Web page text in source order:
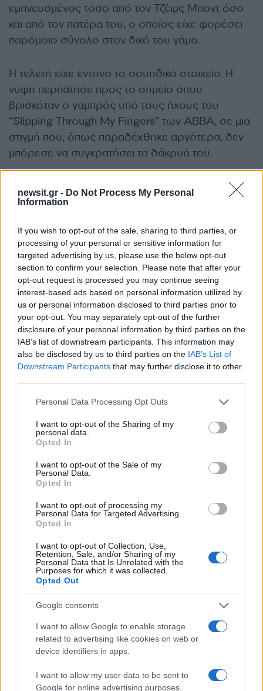
newsit.gr - Do Not Process My Personal
Information
If you wish to opt-out of the sale, sharing to third parties, or
processing of your personal or sensitive information for
targeted advertising by us, please use the below opt-out
section to confirm your selection. Please note that after your
opt-out request is processed you may continue seeing
interest-based ads based on personal information utilized by
us or personal information disclosed to third parties prior to
your opt-out. You may separately opt-out of the further
disclosure of your personal information by third parties on the
IAB’s list of downstream participants. This information may
also be disclosed by us to third parties on the IAB’s List of
Downstream Participants that may further disclose it to other
Please note that this website/app uses one or more Google
not limited to your visit or usage behaviour. You may click to
grant or deny consent to Google and its third-party tags to
use your data for below specified purposes in below Google
consent section.
Personal Data Processing Opt Outs
I want to opt-out of the Sharing of my
personal data.
Opted In
I want to opt-out of the Sale of my
Personal Data.
Opted In
I want to opt-out of processing my
Personal Data for Targeted Advertising.
Opted In
I want to opt-out of Collection, Use,
Retention, Sale, and/or Sharing of my
Personal Data that Is Unrelated with the
Purposes for which it was collected.
Opted Out
Google consents
I want to allow Google to enable storage
related to advertising like cookies on web or
device identifiers in apps.
I want to allow my user data to be sent to
Google for online advertising purposes.
εμπνευσμένος τόσο από τον Τζέιμς Μποντ όσο
και από τον πατέρα του, ο οποίος είχε φορέσει
παρόμοιο σύνολο στον δικό του γάμο.
Η τελετή είχε έντονο το σουηδικό στοιχείο. Η
νύφη περπάτησε προς το σημείο όπου
βρισκόταν ο γαμπρός υπό τους ήχους του
“Slipping Through My Fingers” των ABBA, σε μια
στιγμή που, όπως παραδέχθηκε αργότερα, δεν
μπόρεσε να συγκρατήσει τα δάκρυά του.
Μετά την ανταλλαγή των όρκων, ακολούθησε
δεξίωση με σαμπάνια, χορό και ομιλίες από τις
μέχρι αργά, ενώ οι εορτασμοί ολοκληρώθηκαν
την επόμενη ημέρα με τους καλεσμένους να
βουτούν στην πισίνα και να γιορτάζουν μαζί με το
ζευγάρι, όπου ανάμεσα στους προσκεκλημένους
ήταν και ο Γιανίκ Σίνερ.
ΔΙΑΦΗΜΙΣΗ
Φωτιά στον Κουβαρά
Αττικής: Μήνυμα του 112
για εκκένωση του Αγίου
Στυλιανού προς Καλύβια –
Λεωφόρο Λαυρίου
Η Μαρία
απαντά για τις
ο Θανάσης Αυγερινός
προσέγγισε